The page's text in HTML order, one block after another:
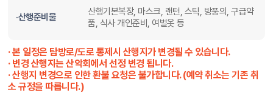
·산행준비물
산행기본복장, 마스크, 랜턴, 스틱, 방풍의, 구급약
품, 식사 개인준비, 여벌옷 등
· 본 일정은 탐방로/도로 통제시 산행지가 변경될 수 있습니다.
· 변경 산행지는 산악회에서 선정 변경 됩니다.
· 산행지 변경으로 인한 환불 요청은 불가합니다. (예약 취소는 기존 취
소 규정을 따릅니다.)